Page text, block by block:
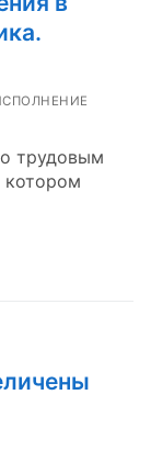
трудовым
котором